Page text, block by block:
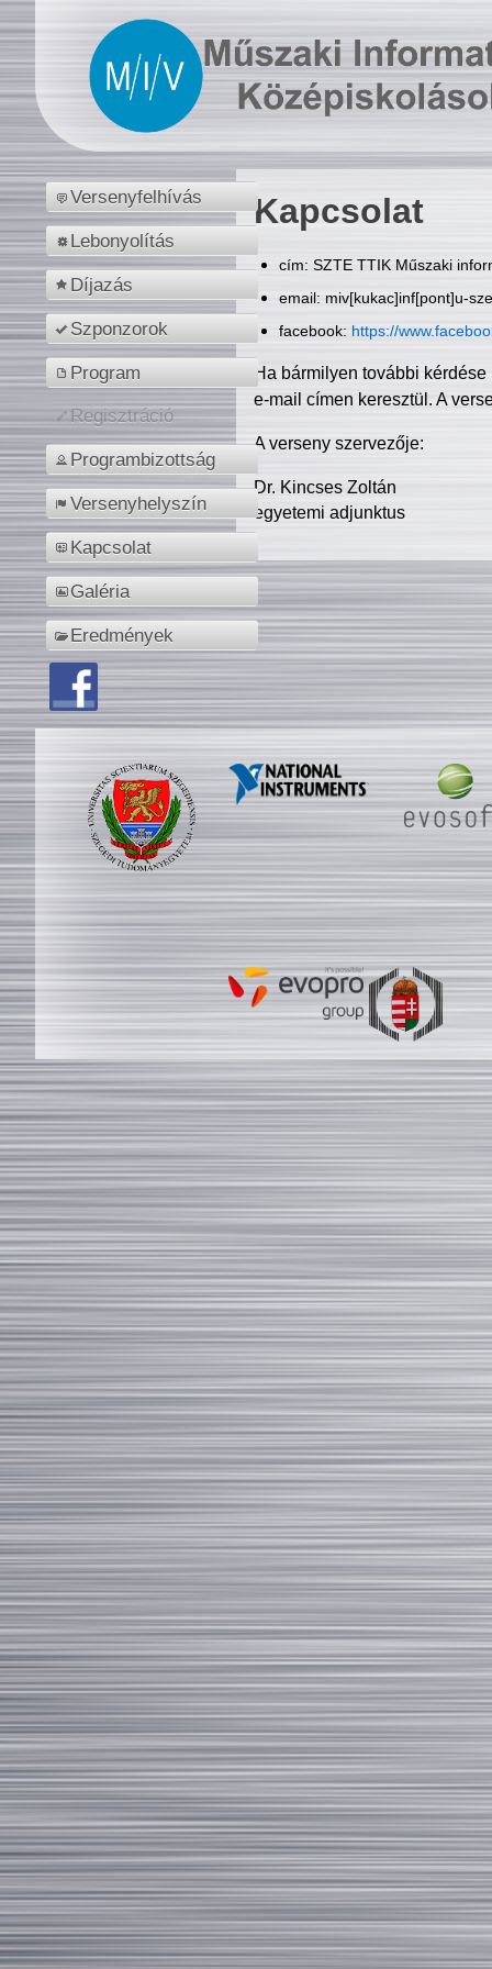
Versenyfelhívás
Lebonyolítás
Díjazás
Szponzorok
Program
Regisztráció
Programbizottság
Versenyhelyszín
Kapcsolat
Galéria
Eredmények
Kapcsolat
cím: SZTE TTIK Műszaki
email: miv[kukac]inf[pont]u-
facebook: https://
Ha bármilyen további
e-mail címen keresztül. A
A verseny szervezője:
Dr. Kincses Zoltán
egyetemi adjunktus